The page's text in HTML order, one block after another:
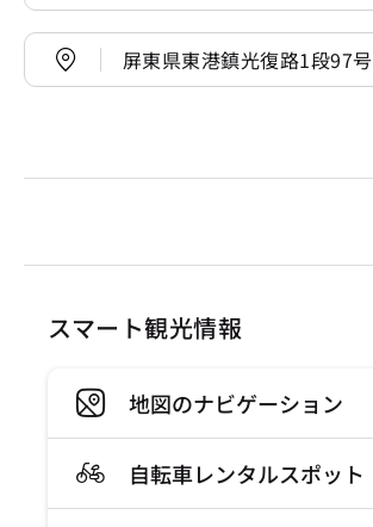
屏東県東港鎮光復路1段97号
スマート観光情報
地図のナビゲーション
自転車レンタルスポット